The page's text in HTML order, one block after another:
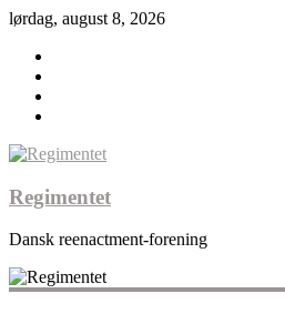
lørdag, august 8, 2026
Regimentet
Dansk reenactment-forening